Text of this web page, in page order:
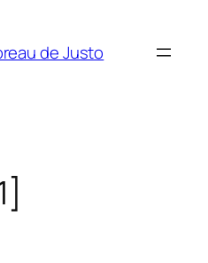
de Justo